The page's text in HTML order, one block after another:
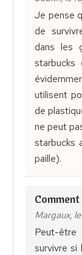
Je pense
de
dans les
utilisent
de
ne peut
starbucks
paille).
Margaux,
Peut-
survivre si